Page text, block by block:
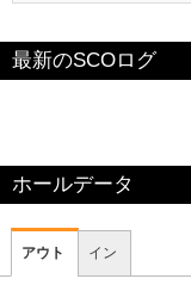
最新のSCOログ
ホールデータ
アウト イン